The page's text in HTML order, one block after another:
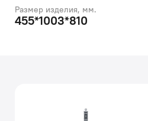
Размер изделия, мм.
455*1003*810